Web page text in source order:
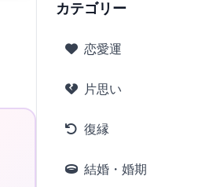
カテゴリー
恋愛運
片思い
復縁
結婚・婚期